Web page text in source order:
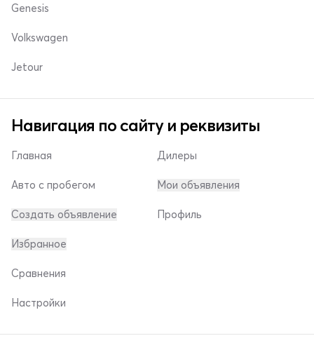
Genesis
Volkswagen
Jetour
Навигация по сайту и реквизиты
Главная
Авто с пробегом
Создать объявление
Дилеры
Мои объявления
Профиль
Избранное
Сравнения
Настройки